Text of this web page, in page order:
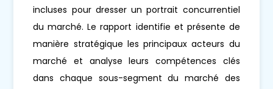
incluses pour dresser un portrait concurrentiel
du marché. Le rapport identifie et présente de
manière stratégique les principaux acteurs du
marché et analyse leurs compétences clés
dans chaque sous-segment du marché des